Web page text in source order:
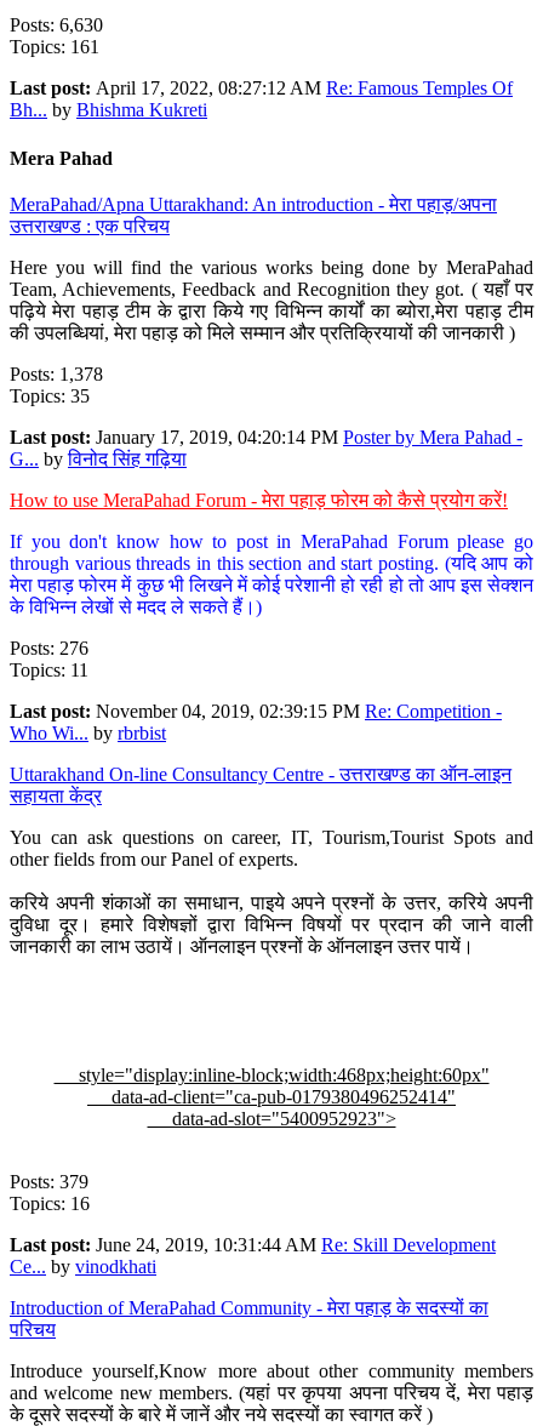
Posts: 6,630
Topics: 161
Last post: April 17, 2022, 08:27:12 AM Re: Famous Temples Of
Bh... by Bhishma Kukreti
Mera Pahad
MeraPahad/Apna Uttarakhand: An introduction - मेरा पहाड़/अपना
उत्तराखण्ड : एक परिचय
Here you will find the various works being done by MeraPahad
Team, Achievements, Feedback and Recognition they got. ( यहाँ पर
पढ़िये मेरा पहाड़ टीम के द्वारा किये गए विभिन्न कार्यों का ब्योरा,मेरा पहाड़ टीम
की उपलब्धियां, मेरा पहाड़ को मिले सम्मान और प्रतिक्रियायों की जानकारी )
Posts: 1,378
Topics: 35
Last post: January 17, 2019, 04:20:14 PM Poster by Mera Pahad -
G... byविनोद सिंह गढ़िया
How to use MeraPahad Forum - मेरा पहाड़ फोरम को कैसे प्रयोग करें!
If you don't know how to post in MeraPahad Forum please go
through various threads in this section and start posting. (यदि आप को
मेरा पहाड़ फोरम में कुछ भी लिखने में कोई परेशानी हो रही हो तो आप इस सेक्शन
के विभिन्न लेखों से मदद ले सकते हैं।)
Posts: 276
Topics: 11
Last post: November 04, 2019, 02:39:15 PM Re: Competition -
Who Wi... by rbrbist
Uttarakhand On-line Consultancy Centre - उत्तराखण्ड का ऑन-लाइन
सहायता केंद्र
You can ask questions on career, IT, Tourism,Tourist Spots and
other fields from our Panel of experts.
करिये अपनी शंकाओं का समाधान, पाइये अपने प्रश्नों के उत्तर, करिये अपनी
दुविधा दूर। हमारे विशेषज्ञों द्वारा विभिन्न विषयों पर प्रदान की जाने वाली
जानकारी का लाभ उठायें। ऑनलाइन प्रश्नों के ऑनलाइन उत्तर पायें।
style="display:inline-block;width:468px;height:60px"
data-ad-client="ca-pub-0179380496252414"
data-ad-slot="5400952923">
Posts: 379
Topics: 16
Last post: June 24, 2019, 10:31:44 AM Re: Skill Development
Ce... by vinodkhati
Introduction of MeraPahad Community - मेरा पहाड़ के सदस्यों का
परिचय
Introduce yourself,Know more about other community members
and welcome new members. (यहां पर कृपया अपना परिचय दें, मेरा पहाड़
के दूसरे सदस्यों के बारे में जानें और नये सदस्यों का स्वागत करें )